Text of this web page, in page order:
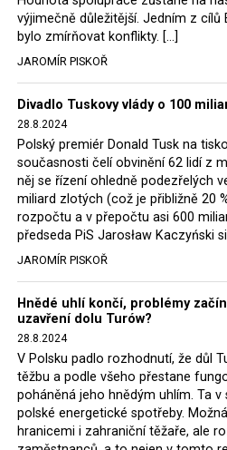
zaplatilo jako odškodnění České
tak elektrárna nadále
tehdejší opozice a dnes
místopředseda Občanské
Hołownia, přímo řekli, že by se
tomuto rozhodnutí podřídit.
Rozhodnutí polského ministra
německé, české a polské
představit, že by o takové věci
Bodnar. Musel získat politický
Stále jsou totiž platné
že důl i elektrárna jsou – kromě
polského energetického mixu –
se svými dceřinými
tisíc lidí. Navíc s činností dolu
souvisí dalších několik desítek
regionu. Zelená politika ale
Rozhodnutí polského ministra
výjimečně důležitější. Jedním z
bylo zmírňovat konflikty. […]
JAROMÍR PISKOŘ
Divadlo Tuskovy vlády o 100
28.8.2024
Polský premiér Donald Tusk na
současnosti čelí obvinění 62 lidí z
něj se řízení ohledně podezřelých
miliard zlotých (což je přibližně 20
rozpočtu a v přepočtu asi 600
předseda PiS Jarosław Kaczyński
JAROMÍR PISKOŘ
Hnědé uhlí končí, problémy
uzavření dolu Turów?
28.8.2024
V Polsku padlo rozhodnutí, že důl
těžbu a podle všeho přestane
poháněná jeho hnědým uhlím. Ta
polské energetické spotřeby.
hranicemi i zahraniční těžaře, ale